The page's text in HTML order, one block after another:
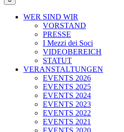
WER SIND WIR
VORSTAND
PRESSE
I Mezzi dei Soci
VIDEOBEREICH
STATUT
VERANSTALTUNGEN
EVENTS 2026
EVENTS 2025
EVENTS 2024
EVENTS 2023
EVENTS 2022
EVENTS 2021
EVENTS 2020